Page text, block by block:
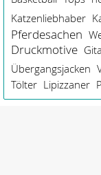
Katzenliebhaber
Pferdesachen
Druckmotive
Übergangsjacken
Tölter Lipizzaner